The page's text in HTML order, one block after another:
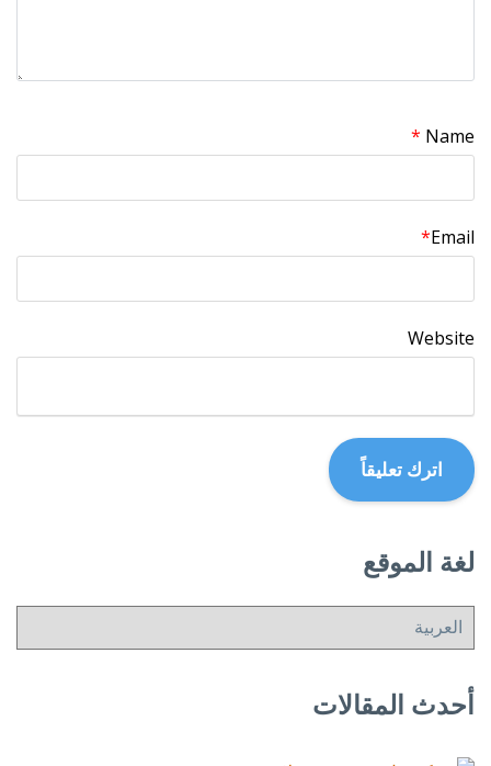
Name
*
Email
*
Website
لغة الموقع
أحدث المقالات